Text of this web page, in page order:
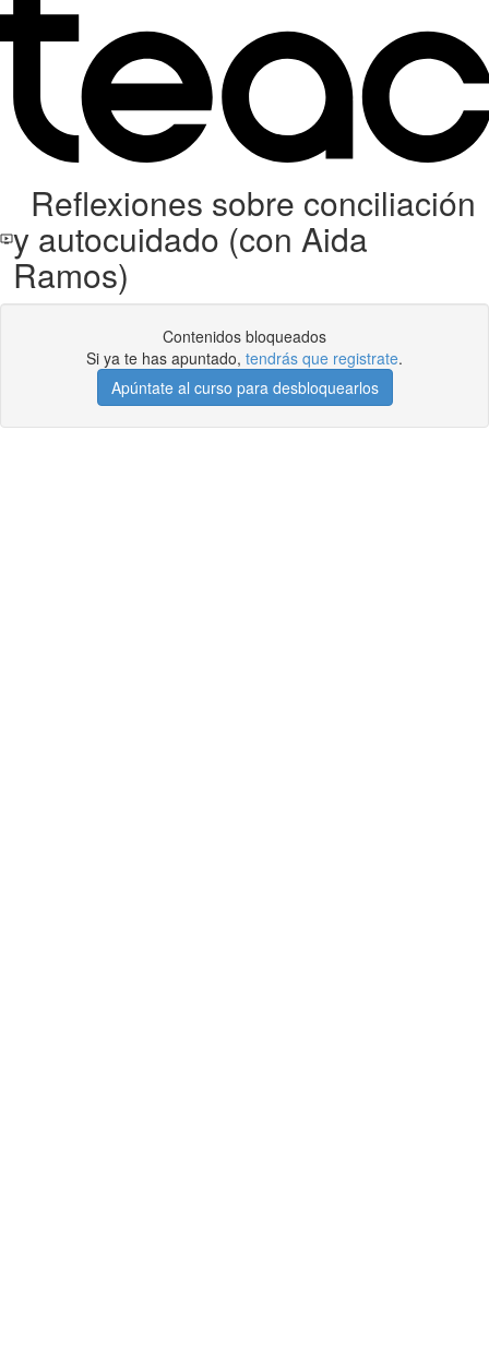
Reflexiones sobre conciliación
y autocuidado (con Aida
Ramos)
Contenidos bloqueados
Si ya te has apuntado, tendrás que registrate.
Apúntate al curso para desbloquearlos